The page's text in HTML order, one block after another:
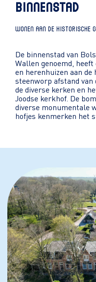
BINNENSTAD
WONEN AAN DE HISTORISCHE
De binnenstad van
Wallen genoemd,
en herenhuizen aan
steenworp afstand van
de diverse kerken en
Joodse kerkhof. De
diverse monumentale
hofjes kenmerken het